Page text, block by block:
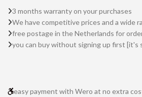
3 months warranty on your purchases
We have competitive prices and a wide
free postage in the Netherlands for
you can buy without signing up first [it's
easy payment with Wero at no extra